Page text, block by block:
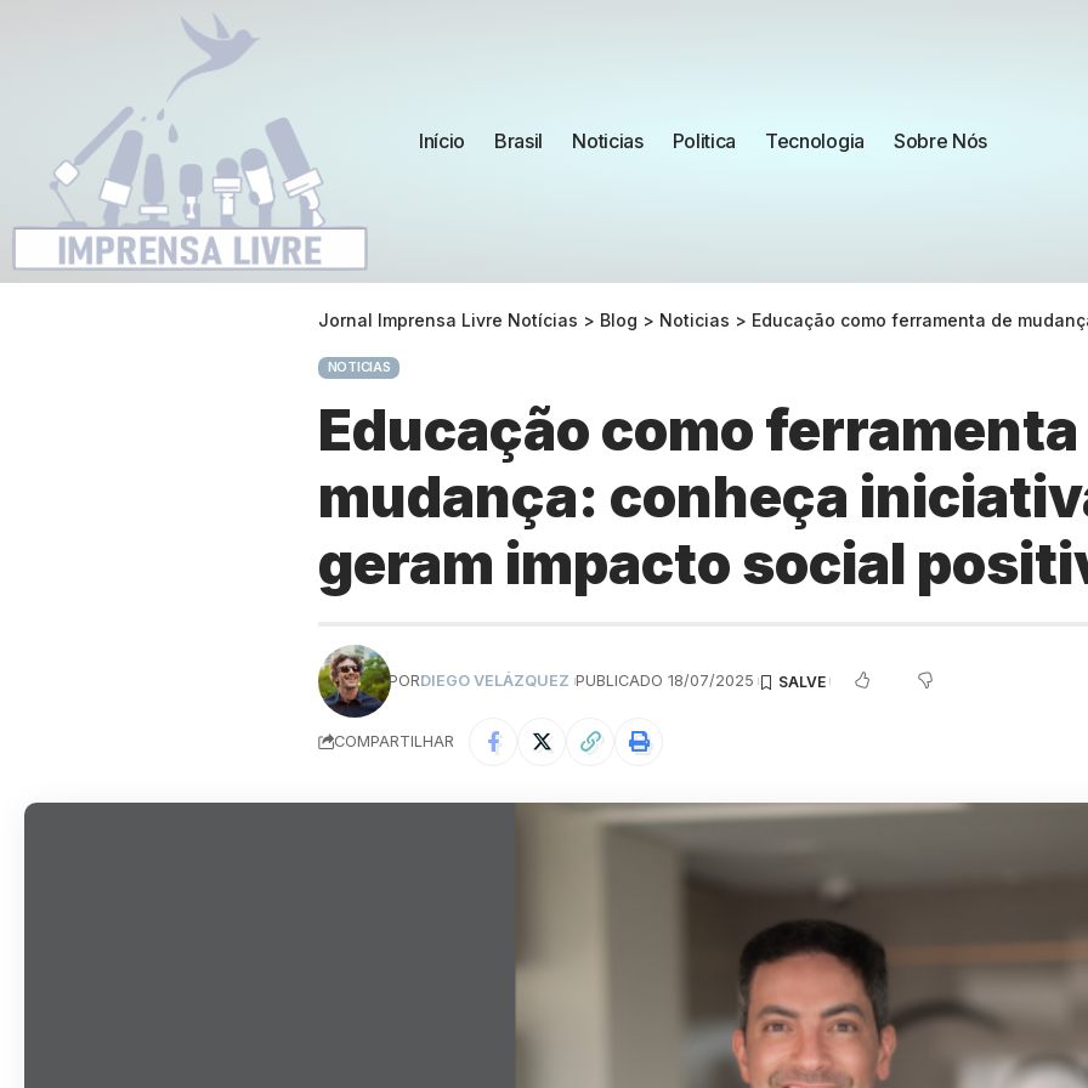
Início Brasil Noticias Politica Tecnologia Sobre Nós
Jornal Imprensa Livre Notícias > Blog > Noticias > Educação como ferramenta de mudança: conheça
NOTICIAS
Educação como ferramenta
mudança: conheça
geram impacto social
PORDIEGO VELÁZQUEZ PUBLICADO 18/07/2025
COMPARTILHAR